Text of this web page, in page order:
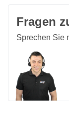
Fragen
Sprechen Sie